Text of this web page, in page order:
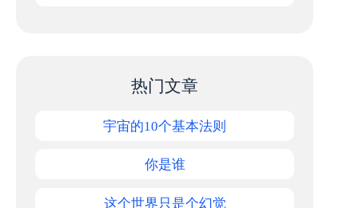
热门文章
宇宙的10个基本法则
你是谁
这个世界只是个幻觉